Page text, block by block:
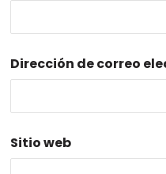
Dirección de correo
Sitio web